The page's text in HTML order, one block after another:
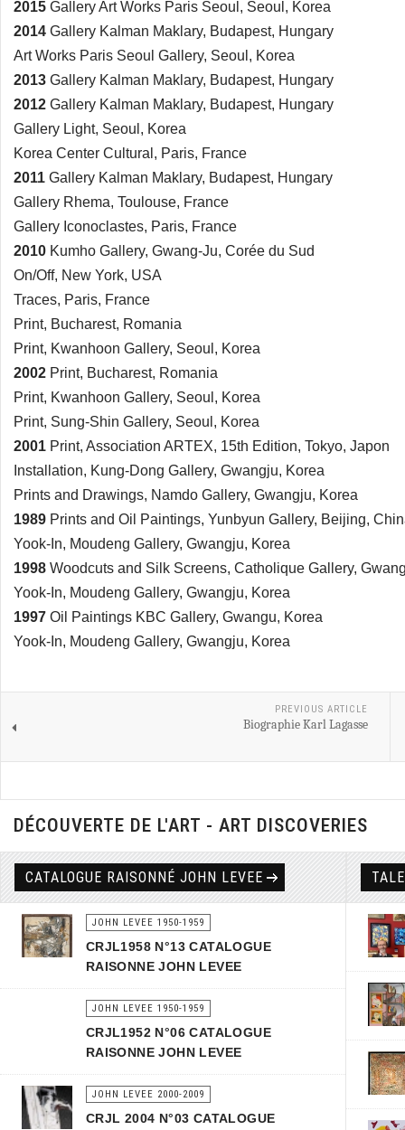
2015 Gallery Art Works Paris Seoul, Seoul, Korea
2014 Gallery Kalman Maklary, Budapest, Hungary
Art Works Paris Seoul Gallery, Seoul, Korea
2013 Gallery Kalman Maklary, Budapest, Hungary
2012 Gallery Kalman Maklary, Budapest, Hungary
Gallery Light, Seoul, Korea
Korea Center Cultural, Paris, France
2011 Gallery Kalman Maklary, Budapest, Hungary
Gallery Rhema, Toulouse, France
Gallery Iconoclastes, Paris, France
2010 Kumho Gallery, Gwang-Ju, Corée du Sud
On/Off, New York, USA
Traces, Paris, France
Print, Bucharest, Romania
Print, Kwanhoon Gallery, Seoul, Korea
2002 Print, Bucharest, Romania
Print, Kwanhoon Gallery, Seoul, Korea
Print, Sung-Shin Gallery, Seoul, Korea
2001 Print, Association ARTEX, 15th Edition, Tokyo, Japon
Installation, Kung-Dong Gallery, Gwangju, Korea
Prints and Drawings, Namdo Gallery, Gwangju, Korea
1989 Prints and Oil Paintings, Yunbyun Gallery, Beijing,
Yook-In, Moudeng Gallery, Gwangju, Korea
1998 Woodcuts and Silk Screens, Catholique Gallery,
Yook-In, Moudeng Gallery, Gwangju, Korea
1997 Oil Paintings KBC Gallery, Gwangu, Korea
Yook-In, Moudeng Gallery, Gwangju, Korea
PREVIOUS ARTICLE
Biographie Karl Lagasse
DÉCOUVERTE DE L'ART - ART DISCOVERIES
CATALOGUE RAISONNÉ JOHN LEVEE
JOHN LEVEE 1950-1959
CRJL1958 N°13 CATALOGUE
RAISONNE JOHN LEVEE
JOHN LEVEE 1950-1959
CRJL1952 N°06 CATALOGUE
RAISONNE JOHN LEVEE
JOHN LEVEE 2000-2009
CRJL 2004 N°03 CATALOGUE